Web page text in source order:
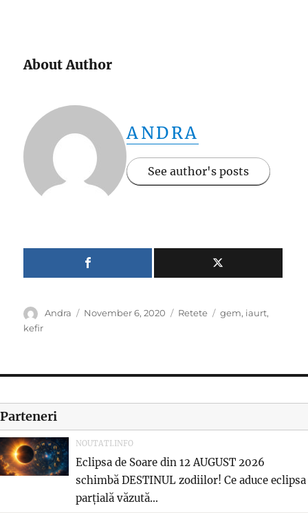
About Author
ANDRA
See author's posts
Author
Andra
Posted
November 6, 2020 Categories
Retete Tags
gem, iaurt,
kefir
Parteneri
NOUTATI.INFO
Eclipsa de Soare din 12 AUGUST 2026
schimbă DESTINUL zodiilor! Ce aduce eclipsa
parțială văzută...